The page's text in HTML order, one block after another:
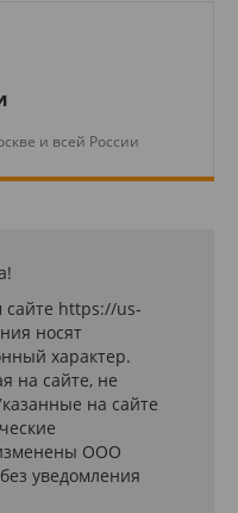
и всей России
https://us-
носят
характер.
на сайте, не
на сайте
ООО
уведомления